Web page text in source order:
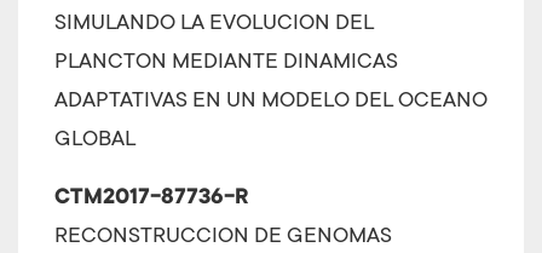
SIMULANDO LA EVOLUCION DEL
PLANCTON MEDIANTE DINAMICAS
ADAPTATIVAS EN UN MODELO DEL OCEANO
GLOBAL
CTM2017-87736-R
RECONSTRUCCION DE GENOMAS